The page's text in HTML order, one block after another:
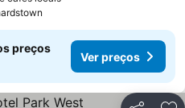
preços
Ver preços